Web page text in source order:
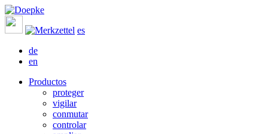
es
de
en
Productos
proteger
vigilar
conmutar
controlar